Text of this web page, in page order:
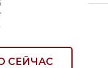
СЕЙЧАС